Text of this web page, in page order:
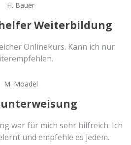
H. Bauer
Weiterbildung
Onlinekurs. Kann ich nur
M. Moadel
war für mich sehr hilfreich. Ich
und empfehle es jedem.